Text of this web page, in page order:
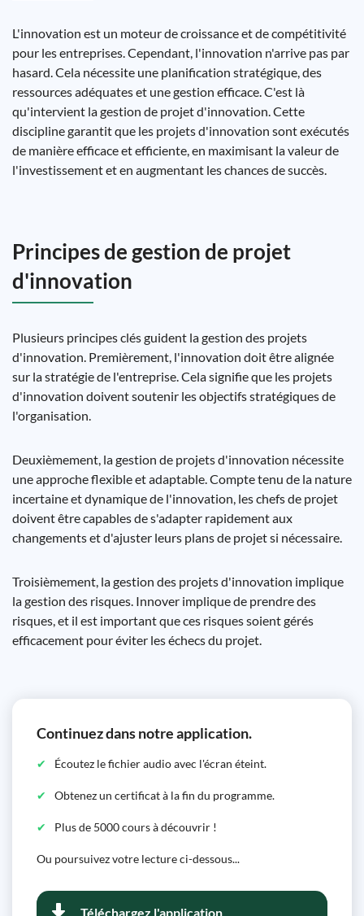
L'innovation est un moteur de croissance et de compétitivité
pour les entreprises. Cependant, l'innovation n'arrive pas par
hasard. Cela nécessite une planification stratégique, des
ressources adéquates et une gestion efficace. C'est là
qu'intervient la gestion de projet d'innovation. Cette
discipline garantit que les projets d'innovation sont exécutés
de manière efficace et efficiente, en maximisant la valeur de
l'investissement et en augmentant les chances de succès.
Principes de gestion de projet
d'innovation
Plusieurs principes clés guident la gestion des projets
d'innovation. Premièrement, l'innovation doit être alignée
sur la stratégie de l'entreprise. Cela signifie que les projets
d'innovation doivent soutenir les objectifs stratégiques de
l'organisation.
Deuxièmement, la gestion de projets d'innovation nécessite
une approche flexible et adaptable. Compte tenu de la nature
incertaine et dynamique de l'innovation, les chefs de projet
doivent être capables de s'adapter rapidement aux
changements et d'ajuster leurs plans de projet si nécessaire.
Troisièmement, la gestion des projets d'innovation implique
la gestion des risques. Innover implique de prendre des
risques, et il est important que ces risques soient gérés
efficacement pour éviter les échecs du projet.
Continuez dans notre application.
Écoutez le fichier audio avec l'écran éteint.
Obtenez un certificat à la fin du programme.
Plus de 5000 cours à découvrir !
Ou poursuivez votre lecture ci-dessous...
Téléchargez l'application